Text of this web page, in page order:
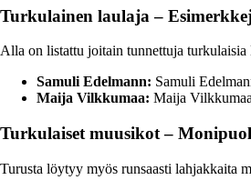
Turkulainen laulaja –
Alla on listattu joitain tunnettuja
Samuli Edelmann: Samuli
Maija Vilkkumaa: Maija
Turkulaiset muusikot –
Turusta löytyy myös runsaasti lahjakkaita